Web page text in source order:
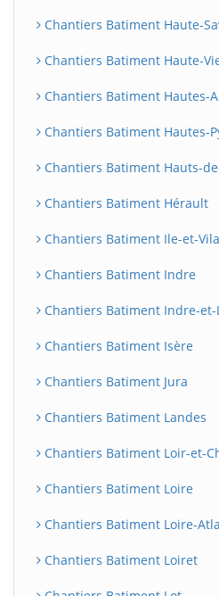
Chantiers Batiment Haute-
Chantiers Batiment Haute-
Chantiers Batiment Hautes-
Chantiers Batiment Hautes-
Chantiers Batiment Hauts-
Chantiers Batiment Hérault
Chantiers Batiment Ile-et-
Chantiers Batiment Indre
Chantiers Batiment Indre-et-
Chantiers Batiment Isère
Chantiers Batiment Jura
Chantiers Batiment Landes
Chantiers Batiment Loir-et-
Chantiers Batiment Loire
Chantiers Batiment Loire-
Chantiers Batiment Loiret